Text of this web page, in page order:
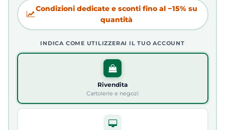
Condizioni dedicate e sconti fino al −15% su
quantità
INDICA COME UTILIZZERAI IL TUO ACCOUNT
Rivendita
Cartolerie e negozi